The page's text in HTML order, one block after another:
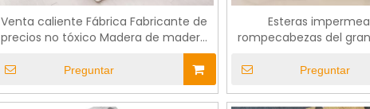
Venta caliente Fábrica Fabricante de
precios no tóxico Madera de madera
de madera Eva Eva Puzzle Mat
Preguntar
Esteras
rompecabezas del
de la espuma de EVA
modificado para
Preguntar